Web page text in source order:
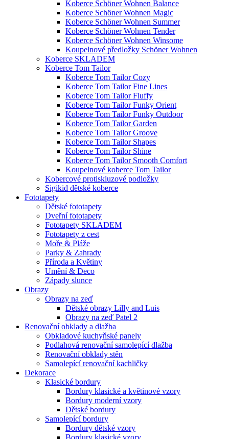
Koberce Schöner Wohnen Balance
Koberce Schöner Wohnen Magic
Koberce Schöner Wohnen Summer
Koberce Schöner Wohnen Tender
Koberce Schöner Wohnen Winsome
Koupelnové předložky Schöner Wohnen
Koberce SKLADEM
Koberce Tom Tailor
Koberce Tom Tailor Cozy
Koberce Tom Tailor Fine Lines
Koberce Tom Tailor Fluffy
Koberce Tom Tailor Funky Orient
Koberce Tom Tailor Funky Outdoor
Koberce Tom Tailor Garden
Koberce Tom Tailor Groove
Koberce Tom Tailor Shapes
Koberce Tom Tailor Shine
Koberce Tom Tailor Smooth Comfort
Koupelnové koberce Tom Tailor
Kobercové protiskluzové podložky
Sigikid dětské koberce
Fototapety
Dětské fototapety
Dveřní fototapety
Fototapety SKLADEM
Fototapety z cest
Moře & Pláže
Parky & Zahrady
Příroda a Květiny
Umění & Deco
Západy slunce
Obrazy
Obrazy na zeď
Dětské obrazy Lilly and Luis
Obrazy na zeď Patel 2
Renovační obklady a dlažba
Obkladové kuchyňské panely
Podlahová renovační samolepící dlažba
Renovační obklady stěn
Samolepící renovační kachličky
Dekorace
Klasické bordury
Bordury klasické a květinové vzory
Bordury moderní vzory
Dětské bordury
Samolepící bordury
Bordury dětské vzory
Bordury klasické vzory